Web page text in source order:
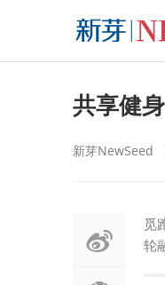
共享健
新芽NewSeed
觅
轮